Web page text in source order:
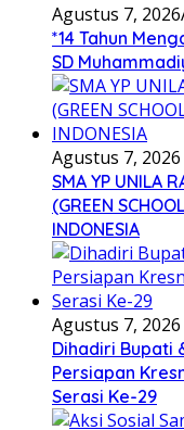
Agustus 7, 2026
*14 Tahun
SD
Agustus 7, 2026
SMA YP UNILA
(GREEN
INDONESIA
Agustus 7, 2026
Dihadiri Bupati
Persiapan
Serasi Ke-29